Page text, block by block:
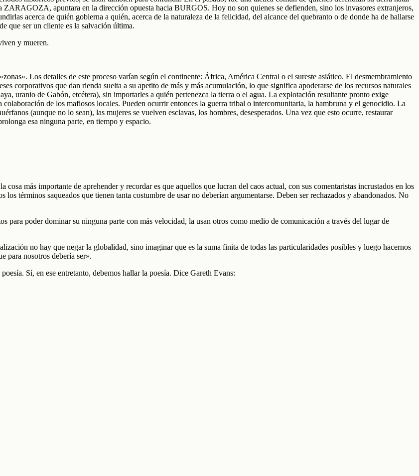
ZARAGOZA, apuntara en la dirección opuesta hacia BURGOS. Hoy no son quienes se defienden, sino los invasores extranjeros,
acerca de quién gobierna a quién, acerca de la naturaleza de la felicidad, del alcance del quebranto o de donde ha de hallarse
que ser un cliente es la salvación última.
y mueren.
Los detalles de este proceso varían según el continente: África, América Central o el sureste asiático. El desmembramiento
corporativos que dan rienda suelta a su apetito de más y más acumulación, lo que significa apoderarse de los recursos naturales
uranio de Gabón, etcétera), sin importarles a quién pertenezca la tierra o el agua. La explotación resultante pronto exige
de los mafiosos locales. Pueden ocurrir entonces la guerra tribal o intercomunitaria, la hambruna y el genocidio. La
(aunque no lo sean), las mujeres se vuelven esclavas, los hombres, desesperados. Una vez que esto ocurre, restaurar
esa ninguna parte, en tiempo y espacio.
más importante de aprehender y recordar es que aquellos que lucran del caos actual, con sus comentaristas incrustados en los
términos saqueados que tienen tanta costumbre de usar no deberían argumentarse. Deben ser rechazados y abandonados. No
para poder dominar su ninguna parte con más velocidad, la usan otros como medio de comunicación a través del lugar de
no hay que negar la globalidad, sino imaginar que es la suma finita de todas las particularidades posibles y luego hacernos
para nosotros debería ser».
Sí, en ese entretanto, debemos hallar la poesía. Dice Gareth Evans: